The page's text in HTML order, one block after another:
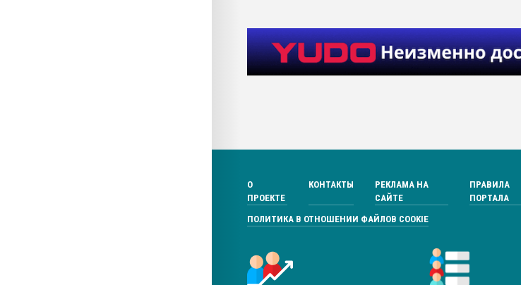
О
ПРОЕКТЕ
КОНТАКТЫ
РЕКЛАМА НА
САЙТЕ
ПРАВИЛА
ПОРТАЛА
ПОЛИТИКА В ОТНОШЕНИИ ФАЙЛОВ COOKIE